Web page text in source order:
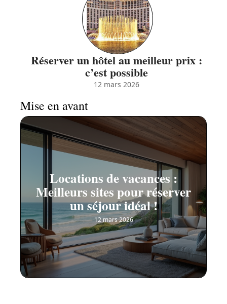
Réserver un hôtel au meilleur prix :
c’est possible
12 mars 2026
Mise en avant
Locations de vacances :
Meilleurs sites pour réserver
un séjour idéal !
12 mars 2026